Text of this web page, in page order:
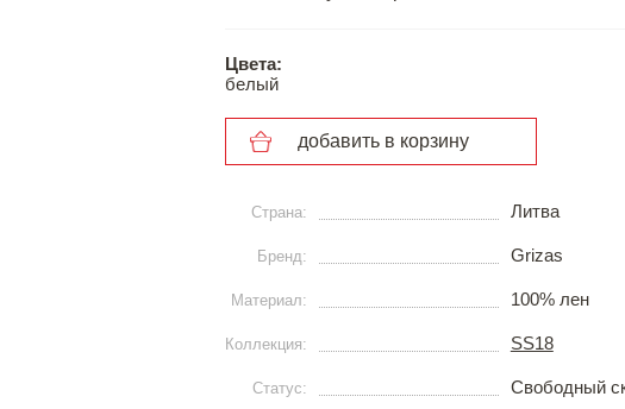
Цвета:
белый
добавить в корзину
Страна: Литва
Бренд: Grizas
Материал: 100% лен
Коллекция: SS18
Статус: Свободный